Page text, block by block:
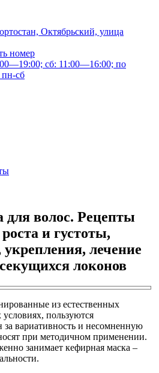
Октябрьский, улица
номер
сб: 11:00—16:00; по
пн-сб
волос. Рецепты
и густоты,
лечение
локонов
из естественных
пользуются
вариативность и несомненную
при методичном применении.
занимает кефирная маска –